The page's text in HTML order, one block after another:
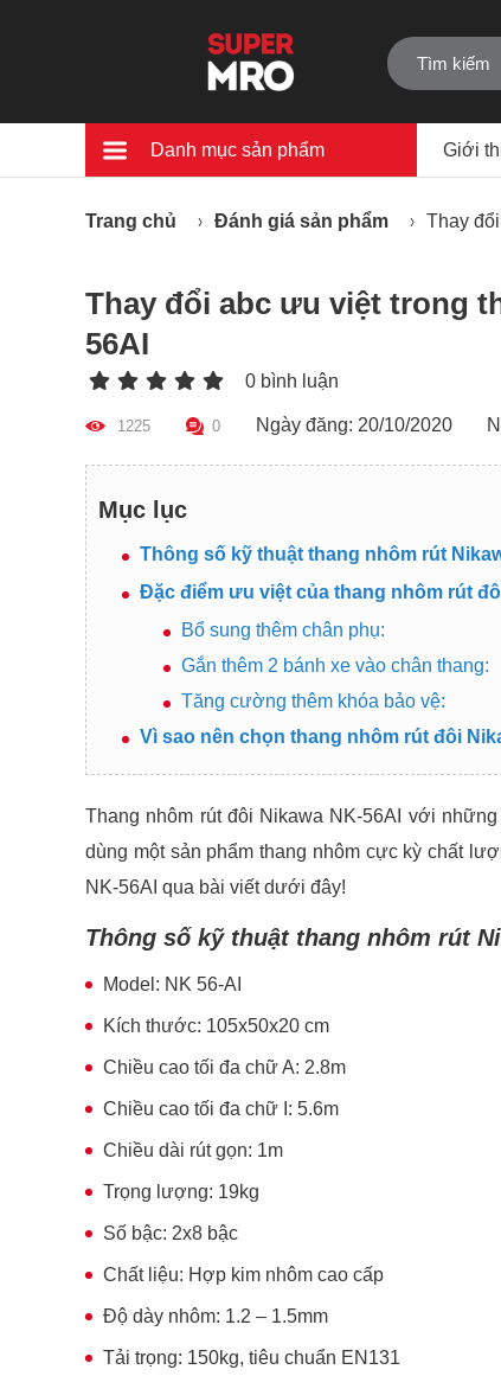
Danh mục sản phẩm Giới
Trang chủ Đánh giá sản phẩm Thay
Thay đổi abc ưu việt trong
56AI
0 bình luận
1225 0 Ngày đăng: 20/10/2020
Mục lục
Thông số kỹ thuật thang nhôm rút
Đặc điểm ưu việt của thang nhôm rút
Bổ sung thêm chân phụ:
Gắn thêm 2 bánh xe vào chân thang:
Tăng cường thêm khóa bảo vệ:
Vì sao nên chọn thang nhôm rút đôi
Thang nhôm rút đôi Nikawa NK-56AI với
dùng một sản phẩm thang nhôm cực kỳ chất
NK-56AI qua bài viết dưới đây!
Thông số kỹ thuật thang nhôm rút
Model: NK 56-AI
Kích thước: 105x50x20 cm
Chiều cao tối đa chữ A: 2.8m
Chiều cao tối đa chữ I: 5.6m
Chiều dài rút gọn: 1m
Trọng lượng: 19kg
Số bậc: 2x8 bậc
Chất liệu: Hợp kim nhôm cao cấp
Độ dày nhôm: 1.2 – 1.5mm
Tải trọng: 150kg, tiêu chuẩn EN131